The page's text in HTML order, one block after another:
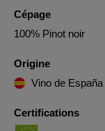
Cépage
100% Pinot noir
Origine
Vino de España
Certifications